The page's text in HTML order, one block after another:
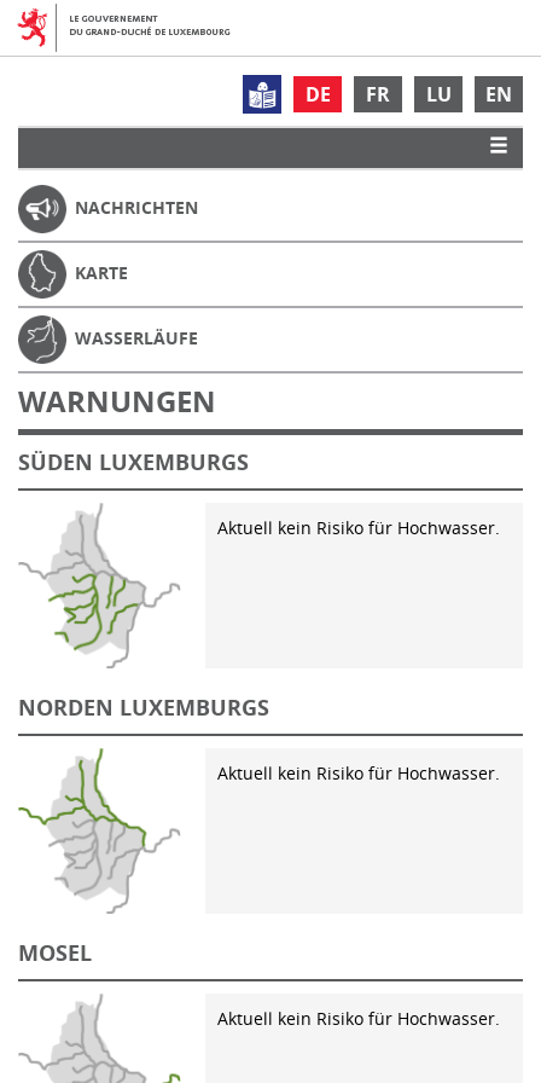
DE FR LU EN
NACHRICHTEN
KARTE
WASSERLÄUFE
WARNUNGEN
SÜDEN LUXEMBURGS
Aktuell kein Risiko für Hochwasser.
NORDEN LUXEMBURGS
Aktuell kein Risiko für Hochwasser.
MOSEL
Aktuell kein Risiko für Hochwasser.